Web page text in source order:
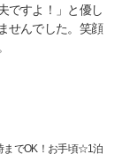
ですよ！」と優し
せんでした。笑顔
までOK！お手頃☆1泊